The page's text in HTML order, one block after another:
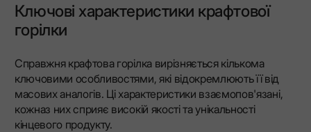
Ключові характеристики крафтової
горілки
Справжня крафтова горілка вирізняється кількома
ключовими особливостями, які відокремлюють її від
масових аналогів. Ці характеристики взаємопов'язані,
кожназ них сприяє високій якості та унікальності
кінцевого продукту.